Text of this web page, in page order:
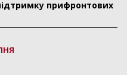
прифронтових